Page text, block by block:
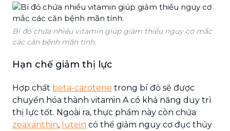
Bí đỏ chứa nhiều vitamin giúp giảm thiểu nguy cơ mắc
các căn bệnh mãn tính.
Hạn chế giảm thị lực
Hợp chất beta-carotene trong bí đỏ sẽ được
chuyển hóa thành vitamin A có khả năng duy trì
thị lực tốt. Ngoài ra, thực phẩm này còn chứa
zeaxanthin, lutein có thể giảm nguy cơ đục thủy